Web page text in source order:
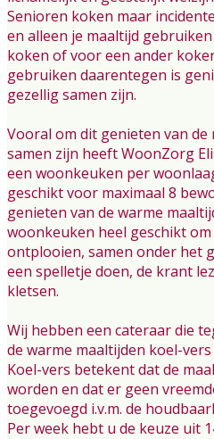
Senioren koken maar
en alleen je maaltijd
koken of voor een ander
gebruiken daarentegen is
gezellig samen zijn.
Vooral om dit genieten van
samen zijn heeft WoonZorg
een woonkeuken per
geschikt voor maximaal 8
genieten van de warme
woonkeuken heel geschikt
ontplooien, samen onder het
een spelletje doen, de krant
kletsen.
Wij hebben een cateraar die
de warme maaltijden koel-
Koel-vers betekent dat de
worden en dat er geen
toegevoegd i.v.m. de
Per week hebt u de keuze uit